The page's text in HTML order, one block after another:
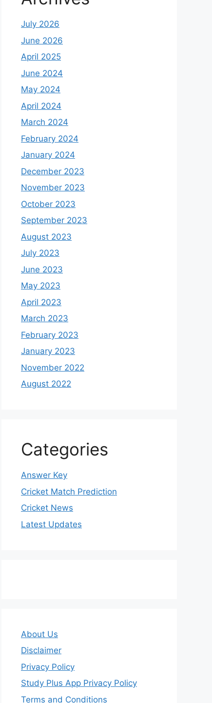
July 2026
June 2026
April 2025
June 2024
May 2024
April 2024
March 2024
February 2024
January 2024
December 2023
November 2023
October 2023
September 2023
August 2023
July 2023
June 2023
May 2023
April 2023
March 2023
February 2023
January 2023
November 2022
August 2022
Categories
Answer Key
Cricket Match Prediction
Cricket News
Latest Updates
About Us
Disclaimer
Privacy Policy
Study Plus App Privacy Policy
Terms and Conditions